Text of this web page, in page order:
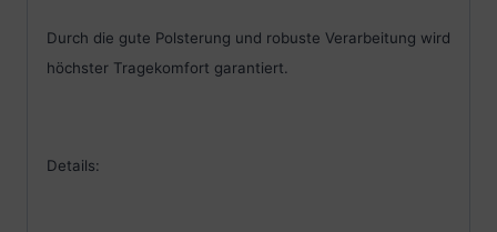
Durch die gute Polsterung und robuste Verarbeitung wird
höchster Tragekomfort garantiert.
Details: